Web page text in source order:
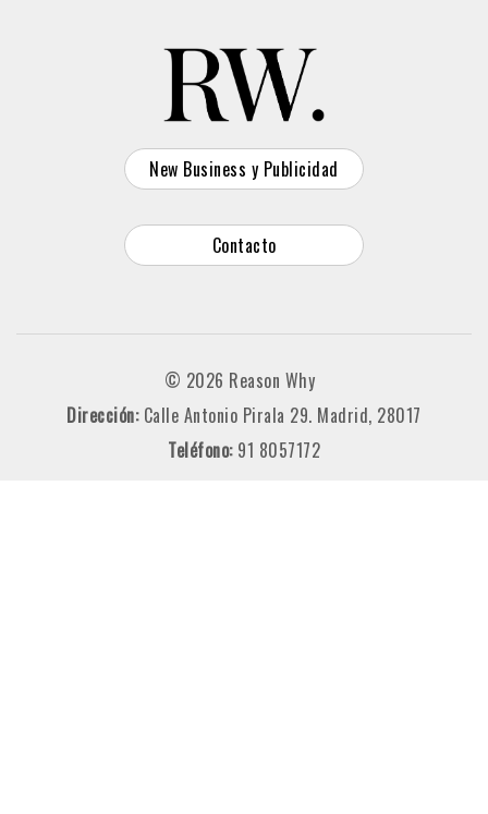
New Business y Publicidad
Contacto
© 2026 Reason Why
Dirección: Calle Antonio Pirala 29. Madrid, 28017
Teléfono: 91 8057172